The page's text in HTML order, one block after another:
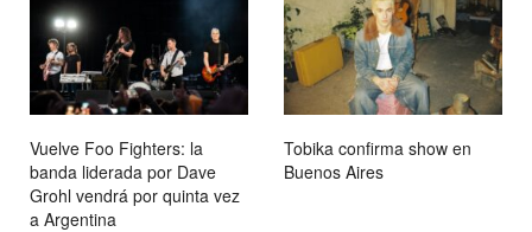
Vuelve Foo Fighters: la
banda liderada por Dave
Grohl vendrá por quinta vez
a Argentina
Tobika confirma show en
Buenos Aires